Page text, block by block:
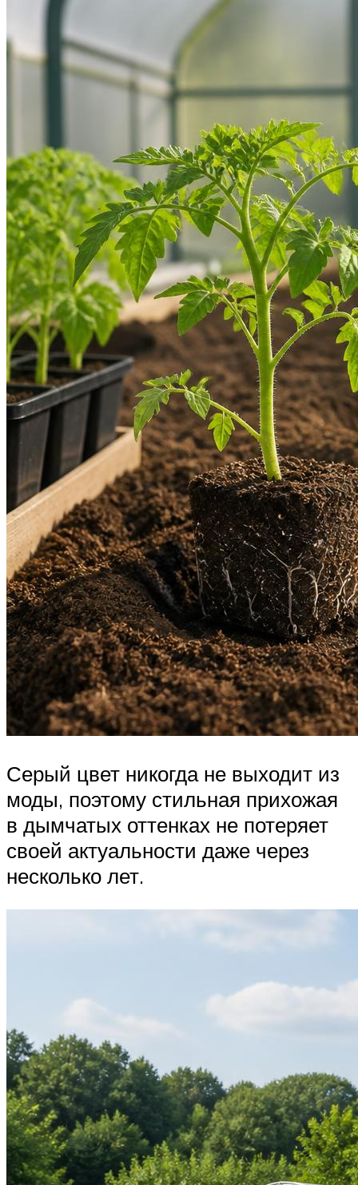
Серый цвет никогда не выходит из
моды, поэтому стильная прихожая
в дымчатых оттенках не потеряет
своей актуальности даже через
несколько лет.